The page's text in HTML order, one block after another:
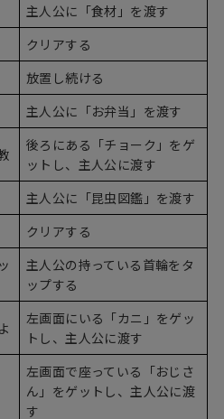
主人公に「食材」を渡す
クリアする
放置し続ける
主人公に「お弁当」を渡す
後ろにある「チョーク」をゲ
ットし、主人公に渡す
主人公に「昆虫図鑑」を渡す
クリアする
主人公の持っている首輪をタ
ップする
左画面にいる「カニ」をゲッ
トし、主人公に渡す
左画面で座っている「おじさ
ん」をゲットし、主人公に渡
す